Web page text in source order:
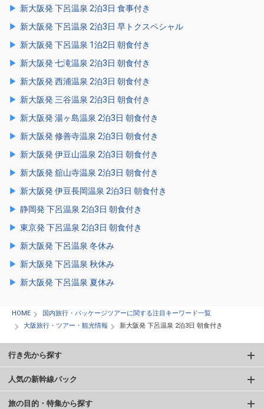
新大阪発 下呂温泉 2泊3日 食事付き
新大阪発 下呂温泉 2泊3日 早トクスペシャル
新大阪発 下呂温泉 1泊2日 朝食付き
新大阪発 七滝温泉 2泊3日 朝食付き
新大阪発 西浦温泉 2泊3日 朝食付き
新大阪発 三谷温泉 2泊3日 朝食付き
新大阪発 湯ヶ島温泉 2泊3日 朝食付き
新大阪発 修善寺温泉 2泊3日 朝食付き
新大阪発 伊豆山温泉 2泊3日 朝食付き
新大阪発 舘山寺温泉 2泊3日 朝食付き
新大阪発 伊豆長岡温泉 2泊3日 朝食付き
静岡発 下呂温泉 2泊3日 朝食付き
東京発 下呂温泉 2泊3日 朝食付き
新大阪発 下呂温泉 冬休み
新大阪発 下呂温泉 秋休み
新大阪発 下呂温泉 夏休み
HOME
国内旅行・パッケージツアーに関する注目キーワード一覧
大阪旅行・ツアー・観光情報
新大阪発 下呂温泉 2泊3日 朝食付き
行き先から探す
人気の新幹線パック
旅の目的・特集から探す